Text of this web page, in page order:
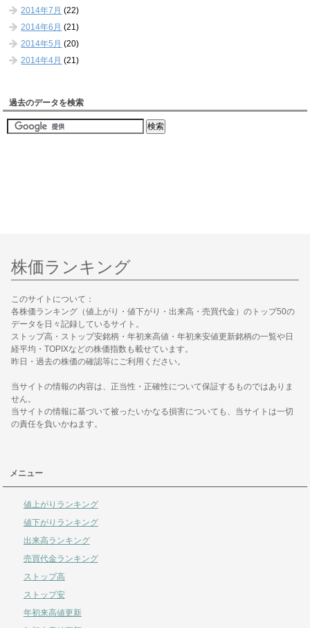
2014年7月 (22)
2014年6月 (21)
2014年5月 (20)
2014年4月 (21)
過去のデータを検索
株価ランキング
このサイトについて：
各株価ランキング（値上がり・値下がり・出来高・売買代金）のトップ50の
データを日々記録しているサイト。
ストップ高・ストップ安銘柄・年初来高値・年初来安値更新銘柄の一覧や日
経平均・TOPIXなどの株価指数も載せています。
昨日・過去の株価の確認等にご利用ください。
当サイトの情報の内容は、正当性・正確性について保証するものではありま
せん。
当サイトの情報に基づいて被ったいかなる損害についても、当サイトは一切
の責任を負いかねます。
メニュー
値上がりランキング
値下がりランキング
出来高ランキング
売買代金ランキング
ストップ高
ストップ安
年初来高値更新